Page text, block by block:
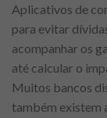
Aplicativos de
para evitar
acompanhar os
até calcular o
Muitos bancos
também existem